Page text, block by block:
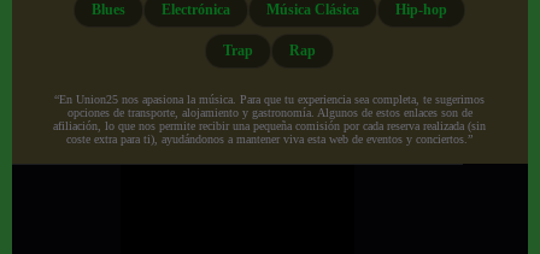
Blues Electrónica Música Clásica Hip-hop
Trap Rap
“En Union25 nos apasiona la música. Para que tu experiencia sea completa, te sugerimos
opciones de transporte, alojamiento y gastronomía. Algunos de estos enlaces son de
afiliación, lo que nos permite recibir una pequeña comisión por cada reserva realizada (sin
coste extra para ti), ayudándonos a mantener viva esta web de eventos y conciertos.”